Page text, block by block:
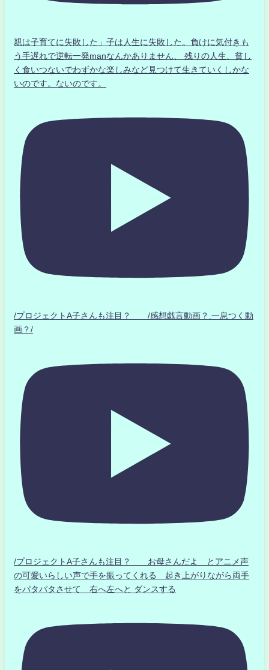
親は子育てに失敗した」子は人生に失敗した。負けに気付きも
う手遅れで逆転一発manなんかありません、 残りの人生、貧し
く食いつないでわずかな楽しみなど見つけて生きていくしかな
いのです。ないのです。
/プロジェクトA子さんも注目？ /感想戯言動画？.一息つく動
画？/
/プロジェクトA子さんも注目？ お母さんだよ とアニメ声
の可愛いらしい声で手を振ってくれる 起き上がりながら両手
をパタパタさせて 右へ左へと ダンスする